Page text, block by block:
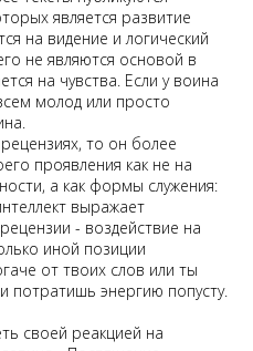
является развитие
на видение и логический
не являются основой в
на чувства. Если у воина
молод или просто
то он более
проявления как не на
а как формы служения:
выражает
- воздействие на
иной позиции
от твоих слов или ты
потратишь энергию попусту.
своей реакцией на